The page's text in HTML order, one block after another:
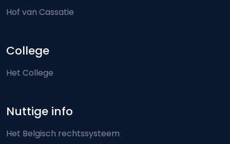
Hof van Cassatie
College
Het College
Nuttige info
Het Belgisch rechtssysteem